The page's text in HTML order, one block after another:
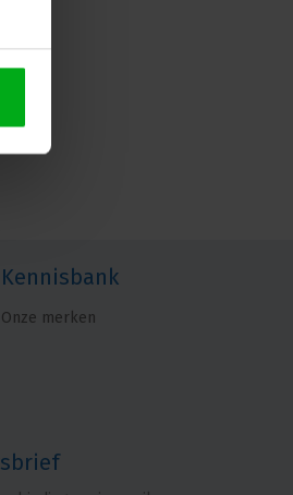
Kennisbank
Onze merken